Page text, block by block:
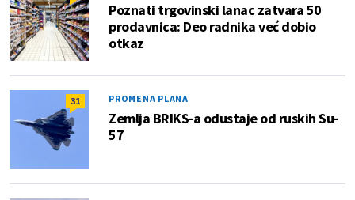
Poznati trgovinski lanac zatvara 50
prodavnica: Deo radnika već dobio
otkaz
31 PROMENA PLANA
Zemlja BRIKS-a odustaje od ruskih Su-
57